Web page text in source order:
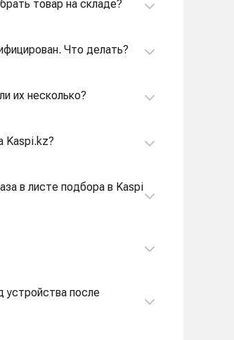
товар на складе?
Что делать?
их несколько?
Kaspi.kz?
в листе подбора в Kaspi
устройства после